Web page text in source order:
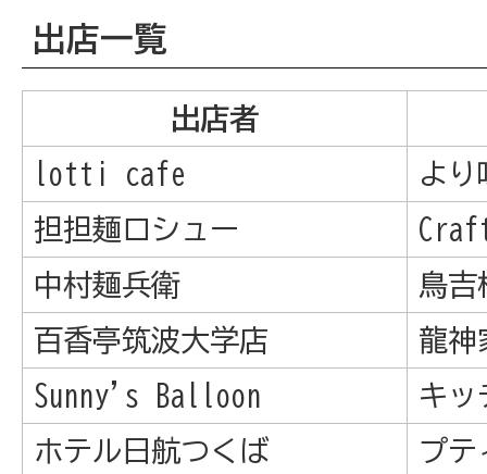
出店一覧
出店者
lotti cafe
より
担担麺ロシュー
中村麺兵衛
鳥吉
百香亭筑波大学店
龍神
Sunny's Balloon
キッ
ホテル日航つくば
プテ